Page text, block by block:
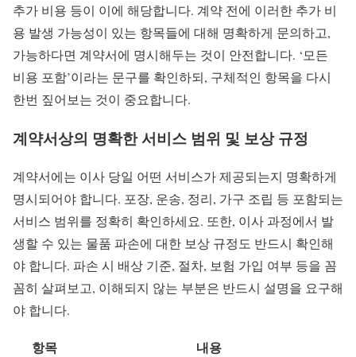
추가 비용 등이 이에 해당합니다. 계약 전에 이러한 추가 비
용 발생 가능성이 있는 항목들에 대해 명확하게 문의하고,
가능하다면 계약서에 명시해두는 것이 안전합니다. ‘모든
비용 포함’이라는 문구를 확인하되, 구체적인 항목을 다시
한번 짚어보는 것이 중요합니다.
계약서상의 명확한 서비스 범위 및 보상 규정
계약서에는 이사 당일 어떤 서비스가 제공되는지 명확하게
명시되어야 합니다. 포장, 운송, 정리, 가구 조립 등 포함되는
서비스 범위를 정확히 확인하세요. 또한, 이사 과정에서 발
생할 수 있는 물품 파손에 대한 보상 규정도 반드시 확인해
야 합니다. 파손 시 배상 기준, 절차, 보험 가입 여부 등을 꼼
꼼히 살펴보고, 이해되지 않는 부분은 반드시 설명을 요구해
야 합니다.
항목 내용